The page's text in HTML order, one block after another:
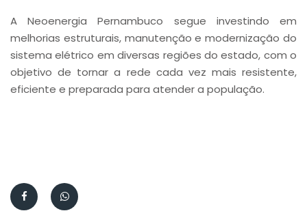
A Neoenergia Pernambuco segue investindo em
melhorias estruturais, manutenção e modernização do
sistema elétrico em diversas regiões do estado, com o
objetivo de tornar a rede cada vez mais resistente,
eficiente e preparada para atender a população.